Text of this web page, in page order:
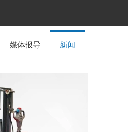
媒体报导 新闻